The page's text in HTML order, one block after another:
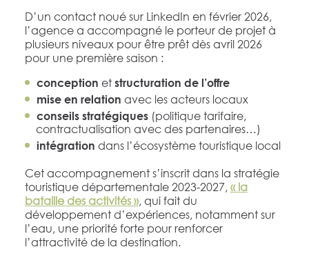
D’un contact noué sur LinkedIn en février 2026,
l’agence a accompagné le porteur de projet à
plusieurs niveaux pour être prêt dès avril 2026
pour une première saison :
conception et structuration de l’offre
mise en relation avec les acteurs locaux
conseils stratégiques(politique tarifaire,
contractualisation avec des partenaires…)
intégration dans l’écosystème touristique local
Cet accompagnement s’inscrit dans la stratégie
touristique départementale 2023-2027,« la
bataille des activités », qui fait du
développement d’expériences, notamment sur
l’eau, une priorité forte pour renforcer
l’attractivité de la destination.